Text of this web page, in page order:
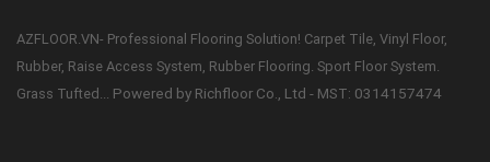
AZFLOOR.VN- Professional Flooring Solution! Carpet Tile, Vinyl Floor,
Rubber, Raise Access System, Rubber Flooring. Sport Floor System.
Grass Tufted... Powered by Richfloor Co., Ltd - MST: 0314157474